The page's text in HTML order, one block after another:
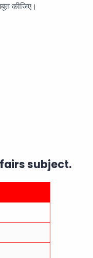
कीजिए।
subject.